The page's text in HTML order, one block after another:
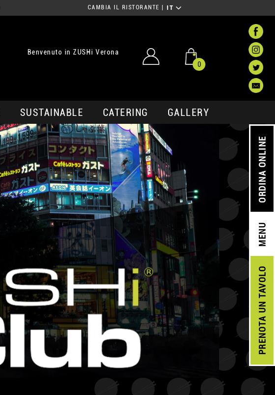
CAMBIA IL RISTORANTE IT
Benvenuto in ZUSHi Verona
0
SUSTAINABLE CATERING GALLERY
PRENOTA
UN TAVOLO
MENU
ORDINA ONLINE